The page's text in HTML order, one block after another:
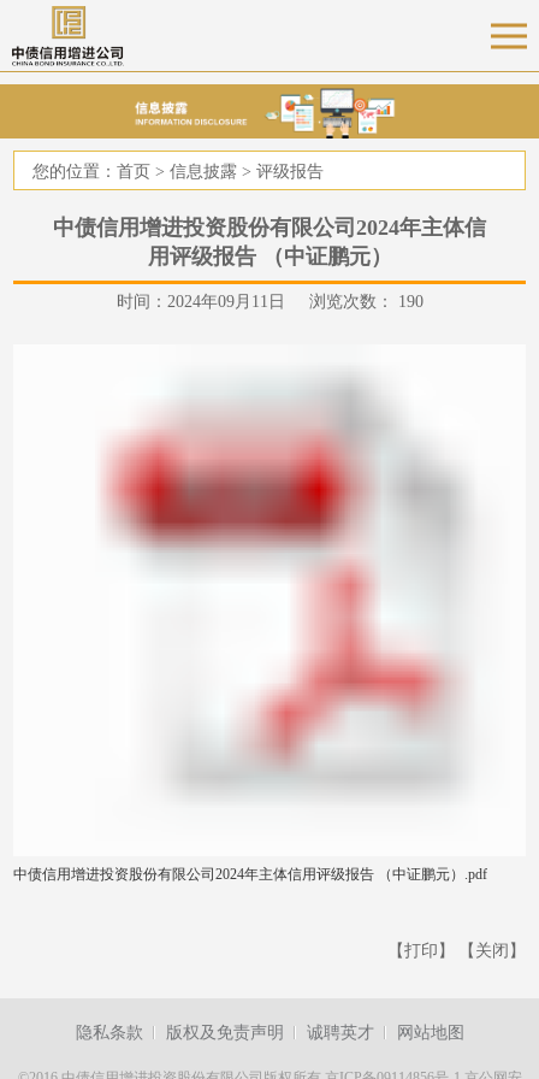
您的位置：首页 >信息披露 >评级报告
中债信用增进投资股份有限公司2024年主体信
用评级报告 （中证鹏元）
时间：2024年09月11日 浏览次数： 190
中债信用增进投资股份有限公司2024年主体信用评级报告 （中证鹏元）.pdf
【打印】 【关闭】
隐私条款 版权及免责声明 诚聘英才 网站地图